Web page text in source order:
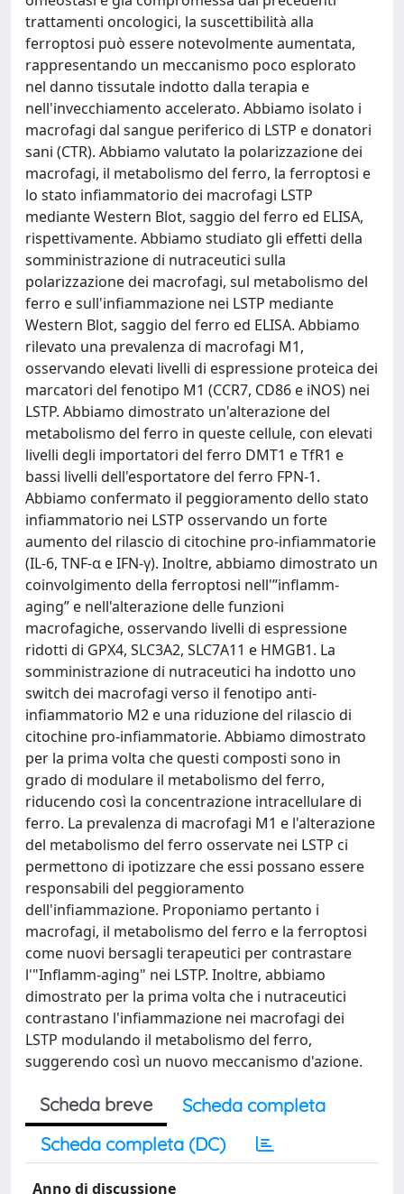
trattamenti oncologici, la suscettibilità alla
ferroptosi può essere notevolmente aumentata,
rappresentando un meccanismo poco esplorato
nel danno tissutale indotto dalla terapia e
nell'invecchiamento accelerato. Abbiamo isolato i
macrofagi dal sangue periferico di LSTP e donatori
sani (CTR). Abbiamo valutato la polarizzazione dei
macrofagi, il metabolismo del ferro, la ferroptosi e
lo stato infiammatorio dei macrofagi LSTP
mediante Western Blot, saggio del ferro ed ELISA,
rispettivamente. Abbiamo studiato gli effetti della
somministrazione di nutraceutici sulla
polarizzazione dei macrofagi, sul metabolismo del
ferro e sull'infiammazione nei LSTP mediante
Western Blot, saggio del ferro ed ELISA. Abbiamo
rilevato una prevalenza di macrofagi M1,
osservando elevati livelli di espressione proteica dei
marcatori del fenotipo M1 (CCR7, CD86 e iNOS) nei
LSTP. Abbiamo dimostrato un'alterazione del
metabolismo del ferro in queste cellule, con elevati
livelli degli importatori del ferro DMT1 e TfR1 e
bassi livelli dell'esportatore del ferro FPN-1.
Abbiamo confermato il peggioramento dello stato
infiammatorio nei LSTP osservando un forte
aumento del rilascio di citochine pro-infiammatorie
(IL-6, TNF-α e IFN-γ). Inoltre, abbiamo dimostrato un
coinvolgimento della ferroptosi nell'”inflamm-
aging” e nell'alterazione delle funzioni
macrofagiche, osservando livelli di espressione
ridotti di GPX4, SLC3A2, SLC7A11 e HMGB1. La
somministrazione di nutraceutici ha indotto uno
switch dei macrofagi verso il fenotipo anti-
infiammatorio M2 e una riduzione del rilascio di
citochine pro-infiammatorie. Abbiamo dimostrato
per la prima volta che questi composti sono in
grado di modulare il metabolismo del ferro,
riducendo così la concentrazione intracellulare di
ferro. La prevalenza di macrofagi M1 e l'alterazione
del metabolismo del ferro osservate nei LSTP ci
permettono di ipotizzare che essi possano essere
responsabili del peggioramento
dell'infiammazione. Proponiamo pertanto i
macrofagi, il metabolismo del ferro e la ferroptosi
come nuovi bersagli terapeutici per contrastare
l'"Inflamm-aging" nei LSTP. Inoltre, abbiamo
dimostrato per la prima volta che i nutraceutici
contrastano l'infiammazione nei macrofagi dei
LSTP modulando il metabolismo del ferro,
suggerendo così un nuovo meccanismo d'azione.
Scheda breve
Scheda completa
Scheda completa (DC)
Anno di discussione